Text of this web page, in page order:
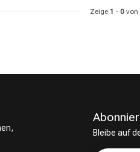
Zeige 1 - 0 von
Bleibe auf